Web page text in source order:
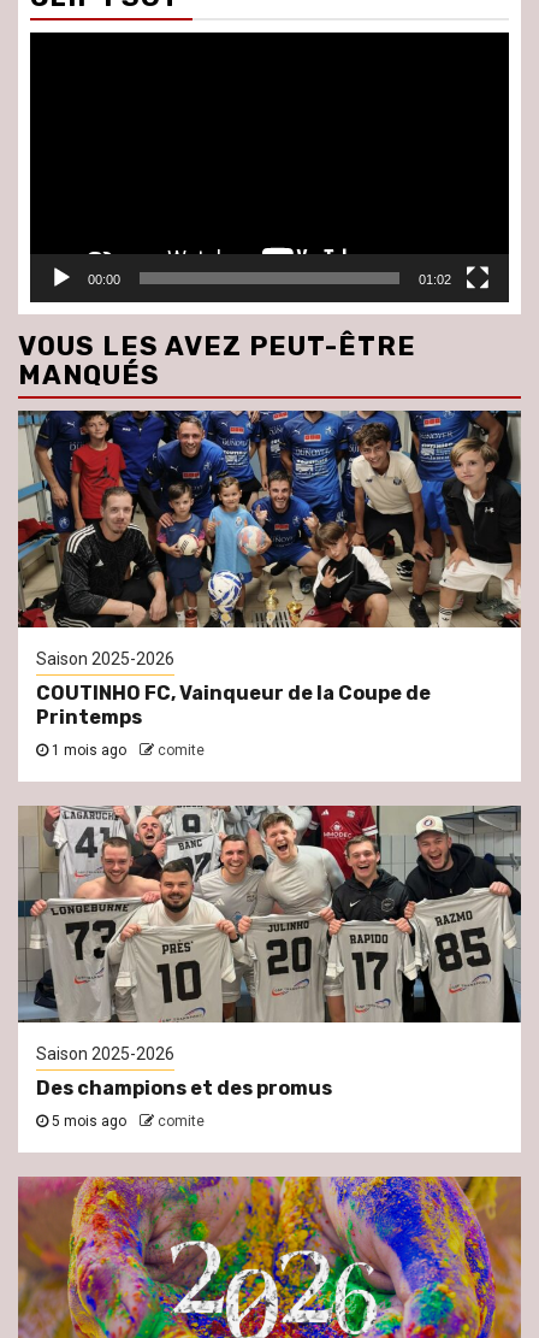
00:00 01:02
VOUS LES AVEZ PEUT-ÊTRE
MANQUÉS
Saison 2025-2026
COUTINHO FC, Vainqueur de la Coupe de
Printemps
1 mois ago comite
Saison 2025-2026
Des champions et des promus
5 mois ago comite